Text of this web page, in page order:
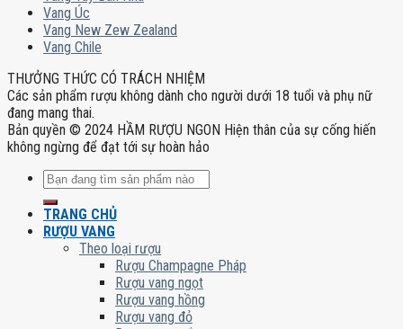
Vang Úc
Vang New Zew Zealand
Vang Chile
THƯỞNG THỨC CÓ TRÁCH NHIỆM
Các sản phẩm rượu không dành cho người dưới 18 tuổi và phụ nữ
đang mang thai.
Bản quyền © 2024 HẦM RƯỢU NGON Hiện thân của sự cống hiến
không ngừng để đạt tới sự hoàn hảo
Tìm
kiếm:
TRANG CHỦ
RƯỢU VANG
Theo loại rượu
Rượu Champagne Pháp
Rượu vang ngọt
Rượu vang hồng
Rượu vang đỏ